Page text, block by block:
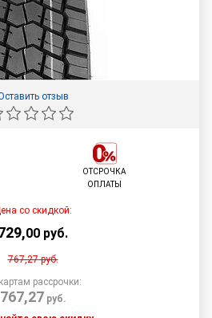
отзыв
ОТСРОЧКА
ОПЛАТЫ
со скидкой:
,00 руб.
767,27руб.
рассрочки:
767,27 руб.